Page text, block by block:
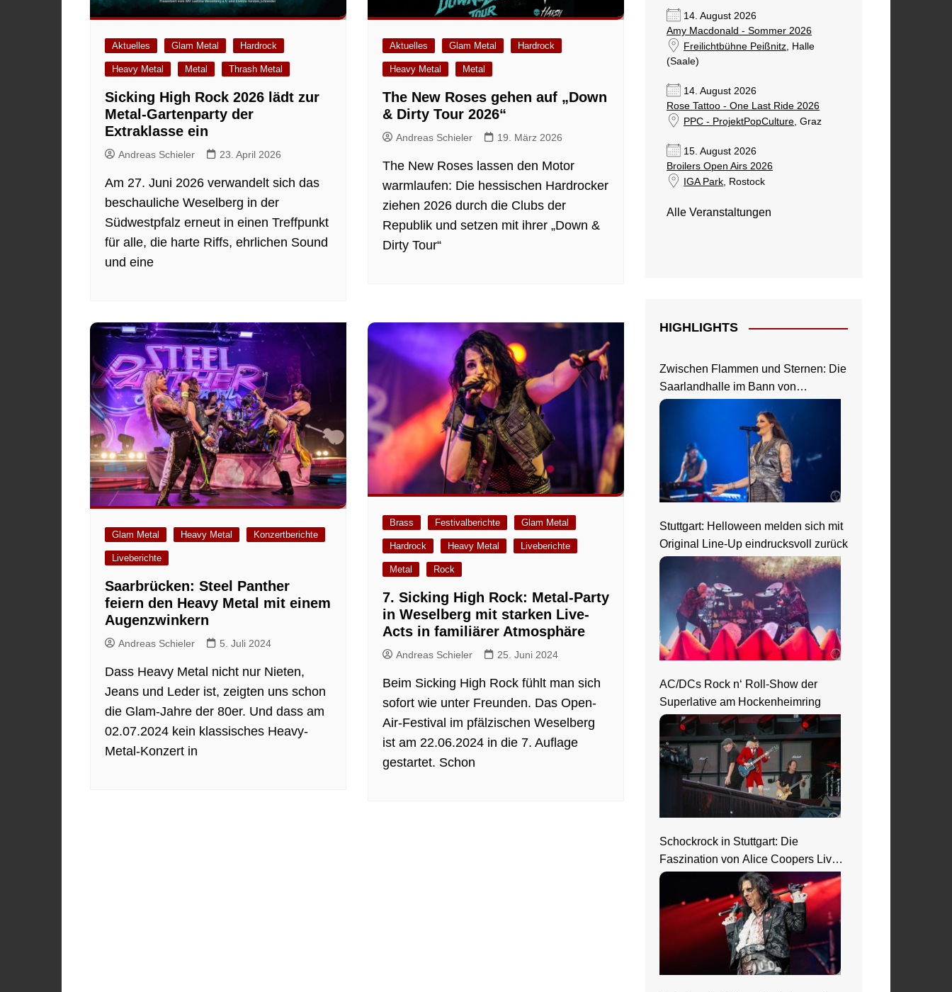
Aktuelles Glam Metal Hardrock
Heavy Metal Metal Thrash Metal
Sicking High Rock 2026 lädt zur
Metal-Gartenparty der
Extraklasse ein
Andreas Schieler 23. April 2026
Am 27. Juni 2026 verwandelt sich das
beschauliche Weselberg in der
Südwestpfalz erneut in einen Treffpunkt
für alle, die harte Riffs, ehrlichen Sound
und eine
Aktuelles Glam Metal Hardrock
Heavy Metal Metal
The New Roses gehen auf „Down
& Dirty Tour 2026“
Andreas Schieler 19. März 2026
The New Roses lassen den Motor
warmlaufen: Die hessischen Hardrocker
ziehen 2026 durch die Clubs der
Republik und setzen mit ihrer „Down &
Dirty Tour“
Glam Metal Heavy Metal Konzertberichte
Liveberichte
Saarbrücken: Steel Panther
feiern den Heavy Metal mit einem
Augenzwinkern
Andreas Schieler 5. Juli 2024
Dass Heavy Metal nicht nur Nieten,
Jeans und Leder ist, zeigten uns schon
die Glam-Jahre der 80er. Und dass am
02.07.2024 kein klassisches Heavy-
Metal-Konzert in
Brass Festivalberichte Glam Metal
Hardrock Heavy Metal Liveberichte
Metal Rock
7. Sicking High Rock: Metal-Party
in Weselberg mit starken Live-
Acts in familiärer Atmosphäre
Andreas Schieler 25. Juni 2024
Beim Sicking High Rock fühlt man sich
sofort wie unter Freunden. Das Open-
Air-Festival im pfälzischen Weselberg
ist am 22.06.2024 in die 7. Auflage
gestartet. Schon
14. August 2026
Amy Macdonald - Sommer 2026
Freilichtbühne Peißnitz, Halle
(Saale)
14. August 2026
Rose Tattoo - One Last Ride 2026
PPC - ProjektPopCulture, Graz
15. August 2026
Broilers Open Airs 2026
IGA Park, Rostock
Alle Veranstaltungen
HIGHLIGHTS
Zwischen Flammen und Sternen: Die
Saarlandhalle im Bann von
Nightwish
Stuttgart: Helloween melden sich mit
Original Line-Up eindrucksvoll zurück
AC/DCs Rock n‘ Roll-Show der
Superlative am Hockenheimring
Schockrock in Stuttgart: Die
Faszination von Alice Coopers Live-
Show